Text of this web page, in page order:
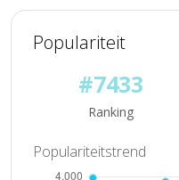
Populariteit
#7433
Ranking
Populariteitstrend